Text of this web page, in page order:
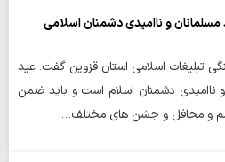
و ناامیدی دشمنان اسلامی
تبلیغات اسلامی استان قزوین گفت: عید
و ناامیدی دشمنان اسلام است و باید ضمن
و محافل و جشن های مختلف…